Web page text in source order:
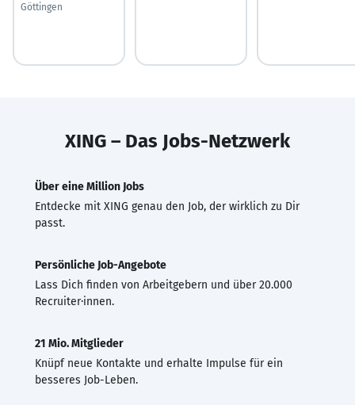
Göttingen
XING – Das Jobs-Netzwerk
Über eine Million Jobs
Entdecke mit XING genau den Job, der wirklich zu Dir
passt.
Persönliche Job-Angebote
Lass Dich finden von Arbeitgebern und über 20.000
Recruiter·innen.
21 Mio. Mitglieder
Knüpf neue Kontakte und erhalte Impulse für ein
besseres Job-Leben.